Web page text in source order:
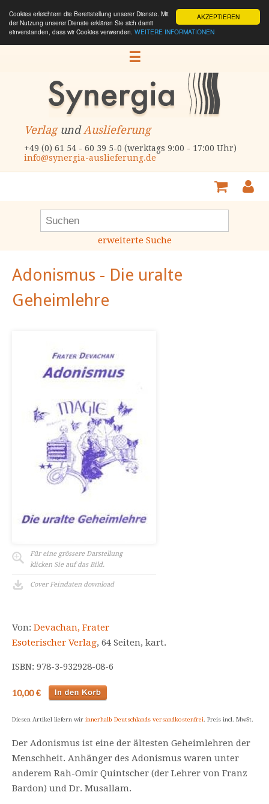
AKZEPTIEREN
Cookies erleichtern die Bereitstellung unserer Dienste. Mit
der Nutzung unserer Dienste erklären Sie sich damit
einverstanden, dass wir Cookies verwenden. WEITERE INFORMATIONEN
☰
VerlagundAuslieferung
+49 (0) 61 54 - 60 39 5-0 (werktags 9:00 - 17:00 Uhr)
info@synergia-auslieferung.de
erweiterte Suche
Adonismus - Die uralte
Geheimlehre
Für eine grössere Darstellung
klicken Sie auf das Bild.
Cover Feindaten download
Von: Devachan, Frater
Esoterischer Verlag, 64 Seiten, kart.
ISBN: 978-3-932928-08-6
10,00 €
Diesen Artikel liefern wir innerhalb Deutschlands versandkostenfrei. Preis incl. MwSt.
Der Adonismus ist eine der ältesten Geheimlehren der
Menschheit. Anhänger des Adonismus waren unter
anderem Rah-Omir Quintscher (der Lehrer von Franz
Bardon) und Dr. Musallam.